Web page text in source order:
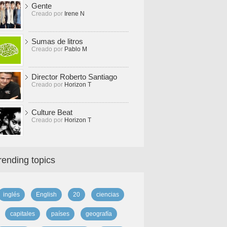
Gente
Creado por Irene N
Sumas de litros
Creado por Pablo M
Director Roberto Santiago
Creado por Horizon T
Culture Beat
Creado por Horizon T
topics
inglés English 20 ciencias
capitales países geografía